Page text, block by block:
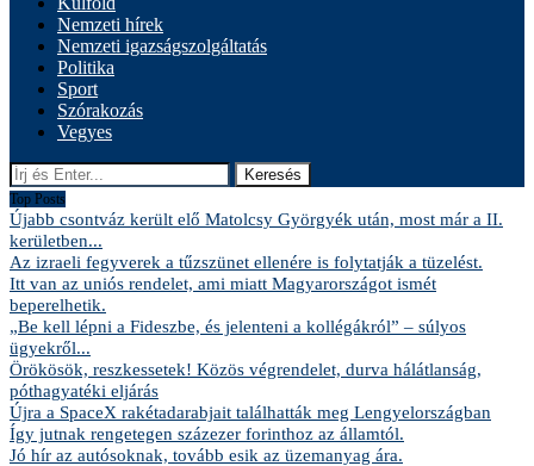
Nemzeti hírek
Nemzeti igazságszolgáltatás
Politika
Sport
Szórakozás
Vegyes
Keresés
Top Posts
Újabb csontváz került elő Matolcsy Györgyék után, most már a II.
kerületben...
Az izraeli fegyverek a tűzszünet ellenére is folytatják a tüzelést.
Itt van az uniós rendelet, ami miatt Magyarországot ismét
beperelhetik.
„Be kell lépni a Fideszbe, és jelenteni a kollégákról” – súlyos
ügyekről...
Örökösök, reszkessetek! Közös végrendelet, durva hálátlanság,
póthagyatéki eljárás
Újra a SpaceX rakétadarabjait találhatták meg Lengyelországban
Így jutnak rengetegen százezer forinthoz az államtól.
Jó hír az autósoknak, tovább esik az üzemanyag ára.